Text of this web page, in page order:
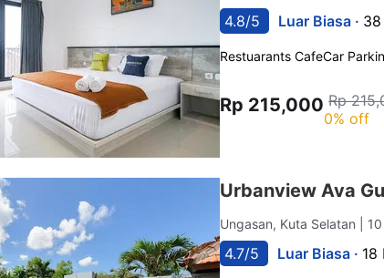
4.8/5 Luar Biasa ·
Restuarants CafeCar
Rp 215,000 Rp
0% off
Urbanview Ava
Ungasan, Kuta Selatan |
4.7/5 Luar Biasa · 18